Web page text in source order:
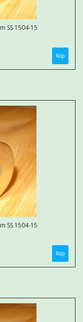
SS 1504-15
Köp
SS 1504-15
Köp